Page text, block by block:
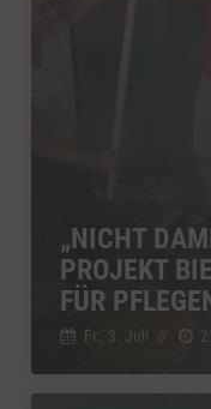
„NICHT
PROJEKT
FÜR
Fr., 3. Juli //